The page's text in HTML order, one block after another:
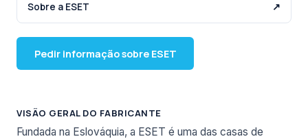
Sobre a ESET ↗
Pedir informação sobre ESET
VISÃO GERAL DO FABRICANTE
Fundada na Eslováquia, a ESET é uma das casas de